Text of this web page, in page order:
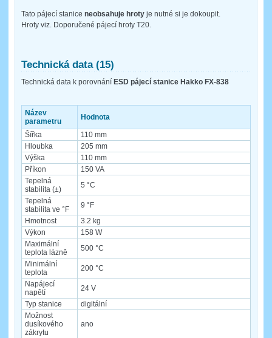
Tato pájecí stanice neobsahuje hroty je nutné si je dokoupit.
Hroty viz. Doporučené pájecí hroty T20.
Technická data (15)
Technická data k porovnání ESD pájecí stanice Hakko FX-838
Název
parametru
Hodnota
Šířka
110 mm
Hloubka
205 mm
Výška
110 mm
Příkon
150 VA
Tepelná
stabilita (±)
5 °C
Tepelná
stabilita ve °F
9 °F
Hmotnost
3.2 kg
Výkon
158 W
Maximální
teplota lázně
500 °C
Minimální
teplota
200 °C
Napájecí
napětí
24 V
Typ stanice
digitální
Možnost
dusíkového
zákrytu
ano